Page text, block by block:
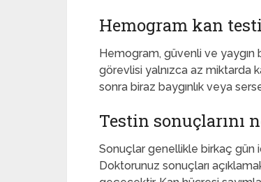
Hemogram kan
Hemogram, güvenli ve yaygın
görevlisi yalnızca az miktarda
sonra biraz baygınlık veya
Testin sonuçlarını
Sonuçlar genellikle birkaç gün
Doktorunuz sonuçları